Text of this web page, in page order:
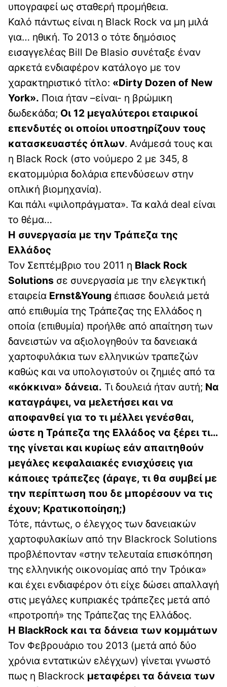
υπογραφεί ως σταθερή προμήθεια.
Καλό πάντως είναι η Black Rock να μη μιλά
για… ηθική. Το 2013 ο τότε δημόσιος
εισαγγελέας Bill De Blasio συνέταξε έναν
αρκετά ενδιαφέρον κατάλογο με τον
χαρακτηριστικό τίτλο: «Dirty Dozen of New
York». Ποια ήταν –είναι- η βρώμικη
δωδεκάδα; Οι 12 μεγαλύτεροι εταιρικοί
επενδυτές οι οποίοι υποστηρίζουν τους
κατασκευαστές όπλων. Ανάμεσά τους και
η Black Rock (στο νούμερο 2 με 345, 8
εκατομμύρια δολάρια επενδύσεων στην
οπλική βιομηχανία).
Και πάλι «ψιλοπράγματα». Τα καλά deal είναι
το θέμα…
Η συνεργασία με την Τράπεζα της
Ελλάδος
Τον Σεπτέμβριο του 2011 η Black Rock
Solutions σε συνεργασία με την ελεγκτική
εταιρεία Ernst&Young έπιασε δουλειά μετά
από επιθυμία της Τράπεζας της Ελλάδος η
οποία (επιθυμία) προήλθε από απαίτηση των
δανειστών να αξιολογηθούν τα δανειακά
χαρτοφυλάκια των ελληνικών τραπεζών
καθώς και να υπολογιστούν οι ζημιές από τα
«κόκκινα» δάνεια. Τι δουλειά ήταν αυτή; Να
καταγράψει, να μελετήσει και να
αποφανθεί για το τι μέλλει γενέσθαι,
ώστε η Τράπεζα της Ελλάδος να ξέρει τι…
της γίνεται και κυρίως εάν απαιτηθούν
μεγάλες κεφαλαιακές ενισχύσεις για
κάποιες τράπεζες (άραγε, τι θα συμβεί με
την περίπτωση που δε μπορέσουν να τις
έχουν; Κρατικοποίηση;)
Τότε, πάντως, ο έλεγχος των δανειακών
χαρτοφυλακίων από την Blackrock Solutions
προβλέπονταν «στην τελευταία επισκόπηση
της ελληνικής οικονομίας από την Τρόικα»
και έχει ενδιαφέρον ότι είχε δώσει απαλλαγή
στις μεγάλες κυπριακές τράπεζες μετά από
«προτροπή» της Τράπεζας της Ελλάδος.
Η BlackRock και τα δάνεια των κομμάτων
Τον Φεβρουάριο του 2013 (μετά από δύο
χρόνια εντατικών ελέγχων) γίνεται γνωστό
πως η Blackrock μεταφέρει τα δάνεια των